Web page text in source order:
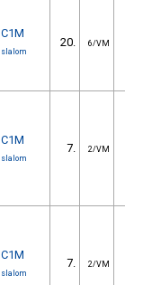
C1M
slalom
20. 6/VM
C1M
slalom
7. 2/VM
C1M
slalom
7. 2/VM